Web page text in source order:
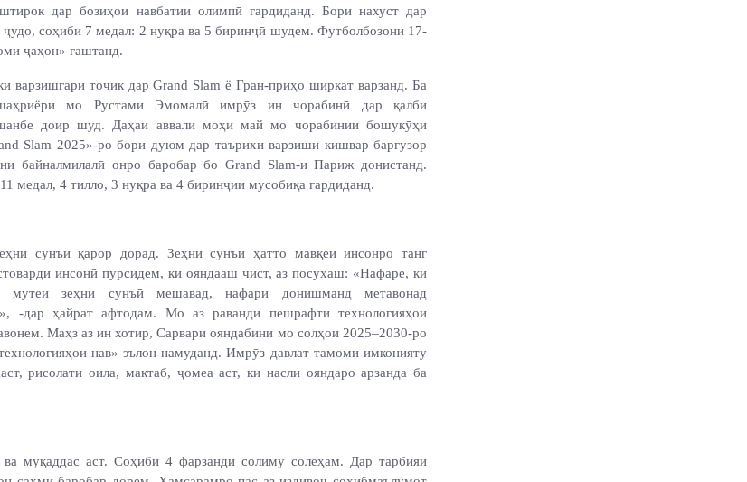
дар бозиҳои навбатии олимпӣ гардиданд. Бори нахуст дар
соҳиби 7 медал: 2 нуқра ва 5 биринҷӣ шудем. Футболбозони 17-
ҷаҳон» гаштанд.
варзишгари тоҷик дар Grand Slam ё Гран-приҳо ширкат варзанд. Ба
мо Рустами Эмомалӣ имрӯз ин чорабинӣ дар қалби
доир шуд. Даҳаи аввали моҳи май мо чорабинии бошукӯҳи
Slam 2025»-ро бори дуюм дар таърихи варзиши кишвар баргузор
байналмилалӣ онро баробар бо Grand Slam-и Париж донистанд.
медал, 4 тилло, 3 нуқра ва 4 биринҷии мусобиқа гардиданд.
сунъӣ қарор дорад. Зеҳни сунъӣ ҳатто мавқеи инсонро танг
инсонӣ пурсидем, ки ояндааш чист, аз посухаш: «Нафаре, ки
зеҳни сунъӣ мешавад, нафари донишманд метавонад
-дар ҳайрат афтодам. Мо аз раванди пешрафти технологияҳои
Маҳз аз ин хотир, Сарвари ояндабини мо солҳои 2025–2030-ро
нав» эълон намуданд. Имрӯз давлат тамоми имконияту
рисолати оила, мактаб, ҷомеа аст, ки насли ояндаро арзанда ба
муқаддас аст. Соҳиби 4 фарзанди солиму солеҳам. Дар тарбияи